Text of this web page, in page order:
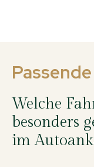
Welche
besonders
im